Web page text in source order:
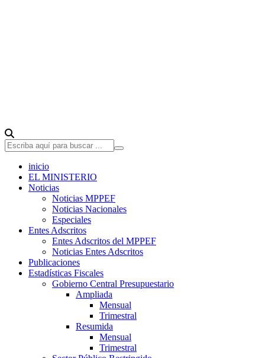
inicio
EL MINISTERIO
Noticias
Noticias MPPEF
Noticias Nacionales
Especiales
Entes Adscritos
Entes Adscritos del MPPEF
Noticias Entes Adscritos
Publicaciones
Estadísticas Fiscales
Gobierno Central Presupuestario
Ampliada
Mensual
Trimestral
Resumida
Mensual
Trimestral